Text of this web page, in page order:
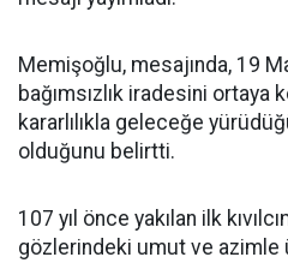
Memişoğlu, mesajında, 19
bağımsızlık iradesini ortaya
kararlılıkla geleceğe
olduğunu belirtti.
107 yıl önce yakılan ilk
gözlerindeki umut ve azimle